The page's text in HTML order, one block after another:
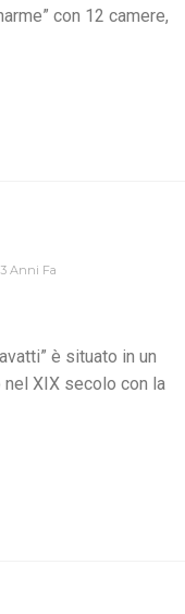
con 12 camere,
Anni Fa
è situato in un
XIX secolo con la